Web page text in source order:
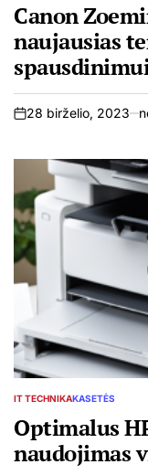
Canon
naujausias
on
28 birželio, 2023
POSTED
IT TECHNIKAKASETĖS
Optimalus
naudojimas